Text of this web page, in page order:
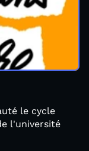
le cycle
l'université